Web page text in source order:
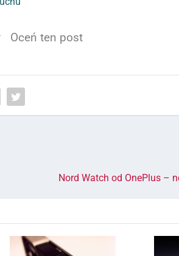
Oceń ten post
Nord Watch od OnePlus –